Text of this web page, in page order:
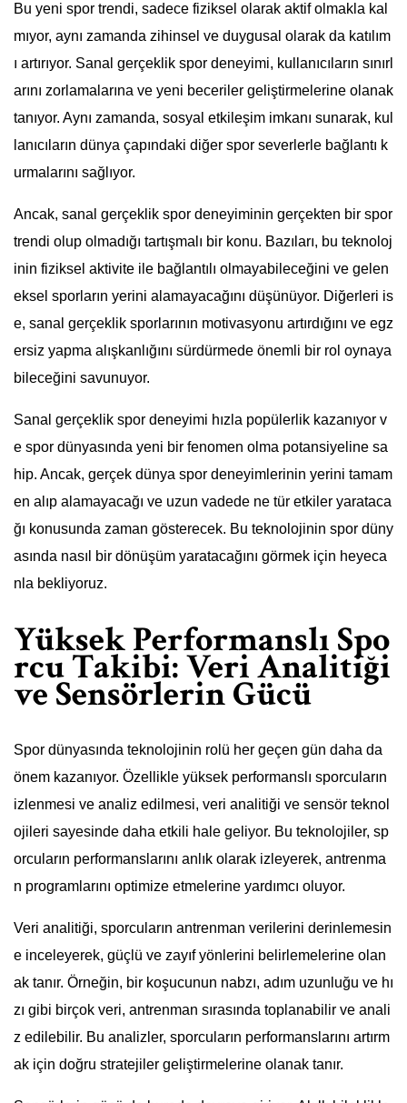
Bu yeni spor trendi, sadece fiziksel olarak aktif olmakla kal
mıyor, aynı zamanda zihinsel ve duygusal olarak da katılım
ı artırıyor. Sanal gerçeklik spor deneyimi, kullanıcıların sınırl
arını zorlamalarına ve yeni beceriler geliştirmelerine olanak
tanıyor. Aynı zamanda, sosyal etkileşim imkanı sunarak, kul
lanıcıların dünya çapındaki diğer spor severlerle bağlantı k
urmalarını sağlıyor.
Ancak, sanal gerçeklik spor deneyiminin gerçekten bir spor
trendi olup olmadığı tartışmalı bir konu. Bazıları, bu teknoloj
inin fiziksel aktivite ile bağlantılı olmayabileceğini ve gelen
eksel sporların yerini alamayacağını düşünüyor. Diğerleri is
e, sanal gerçeklik sporlarının motivasyonu artırdığını ve egz
ersiz yapma alışkanlığını sürdürmede önemli bir rol oynaya
bileceğini savunuyor.
Sanal gerçeklik spor deneyimi hızla popülerlik kazanıyor v
e spor dünyasında yeni bir fenomen olma potansiyeline sa
hip. Ancak, gerçek dünya spor deneyimlerinin yerini tamam
en alıp alamayacağı ve uzun vadede ne tür etkiler yarataca
ğı konusunda zaman gösterecek. Bu teknolojinin spor düny
asında nasıl bir dönüşüm yaratacağını görmek için heyeca
nla bekliyoruz.
Yüksek Performanslı Spo
rcu Takibi: Veri Analitiği
ve Sensörlerin Gücü
Spor dünyasında teknolojinin rolü her geçen gün daha da
önem kazanıyor. Özellikle yüksek performanslı sporcuların
izlenmesi ve analiz edilmesi, veri analitiği ve sensör teknol
ojileri sayesinde daha etkili hale geliyor. Bu teknolojiler, sp
orcuların performanslarını anlık olarak izleyerek, antrenma
n programlarını optimize etmelerine yardımcı oluyor.
Veri analitiği, sporcuların antrenman verilerini derinlemesin
e inceleyerek, güçlü ve zayıf yönlerini belirlemelerine olan
ak tanır. Örneğin, bir koşucunun nabzı, adım uzunluğu ve hı
zı gibi birçok veri, antrenman sırasında toplanabilir ve anali
z edilebilir. Bu analizler, sporcuların performanslarını artırm
ak için doğru stratejiler geliştirmelerine olanak tanır.